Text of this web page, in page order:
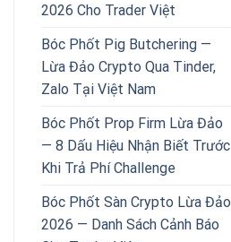
2026 Cho Trader Việt
Bóc Phốt Pig Butchering —
Lừa Đảo Crypto Qua Tinder,
Zalo Tại Việt Nam
Bóc Phốt Prop Firm Lừa Đảo
— 8 Dấu Hiệu Nhận Biết Trước
Khi Trả Phí Challenge
Bóc Phốt Sàn Crypto Lừa Đảo
2026 — Danh Sách Cảnh Báo